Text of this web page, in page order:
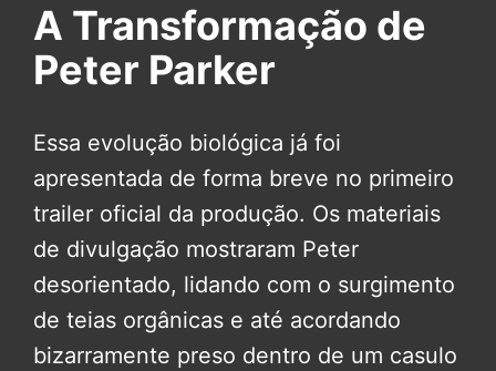
A Transformação de
Peter Parker
Essa evolução biológica já foi
apresentada de forma breve no primeiro
trailer oficial da produção. Os materiais
de divulgação mostraram Peter
desorientado, lidando com o surgimento
de teias orgânicas e até acordando
bizarramente preso dentro de um casulo